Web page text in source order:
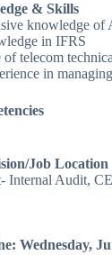
& Skills
knowledge of
in IFRS
telecom
in
Job Location
Internal Audit,
Wednesday,